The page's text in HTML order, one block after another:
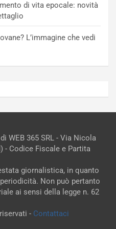
di vita epocale: novità
L’immagine che vedi
WEB 365 SRL - Via Nicola
- Codice Fiscale e Partita
giornalistica, in quanto
Non può pertanto
ai sensi della legge n. 62
- Contattaci